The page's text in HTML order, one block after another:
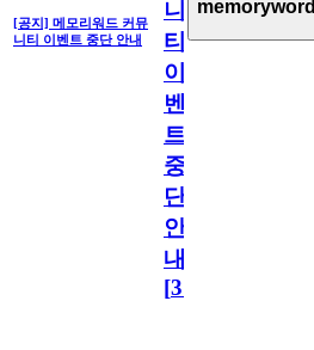
[공지] 메모리워드 커뮤
니티 이벤트 중단 안내
니
티
이
벤
트
중
단
안
내
[31
memoryword